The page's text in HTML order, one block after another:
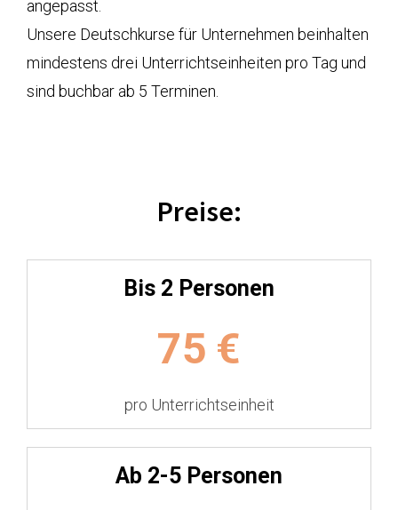
angepasst.
Unsere Deutschkurse für Unternehmen beinhalten
mindestens drei Unterrichtseinheiten pro Tag und
sind buchbar ab 5 Terminen.
Preise:
Bis 2 Personen
€
75
pro Unterrichtseinheit
Ab 2-5 Personen